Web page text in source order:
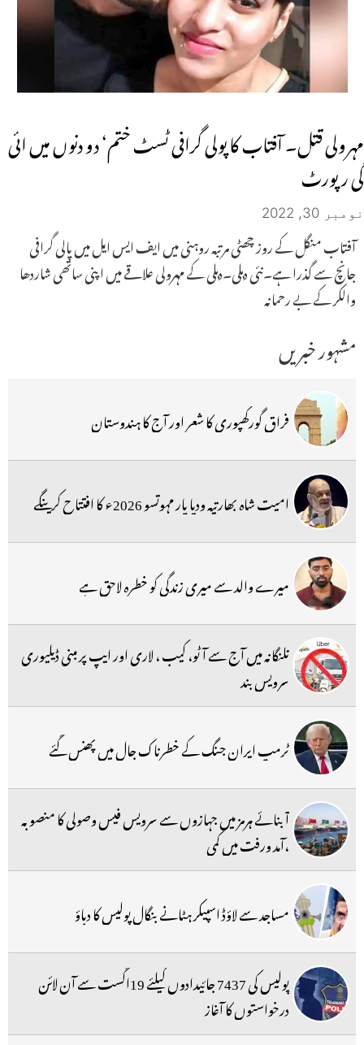
مہرولی قتل۔ آفتاب کا پولی گرافی ٹسٹ ختم‘ دو دنوں میں ائی
گی رپورٹ
نومبر 30, 2022
آفتاب منگل کے روز چھٹی مرتبہ روہنی میں ایف ایس ایل میں پالی گرافی
جانچ سے گذرا ہے۔نئی دہلی۔دہلی کے مہرولی علاقے میں اپنی ساتھی شاردھا
والکر کے بے رحمانہ
مشہور خبریں
فراق گورکھپوری کا شعر اور آج کا ہندوستان
امیت شاہ بھارتیہ ودیا پار مہوتسو 2026ء کا افتتاح کرینگے
میرے والد سے میری زندگی کو خطرہ لاحق ہے
تلنگانہ میں آج سے آٹو، کیب ، لاری اور ایپ پر مبنی ڈیلیوری
سرویس بند
ٹرمپ ایران جنگ کے خطرناک جال میں پھنس گئے
آبنائے ہرمز میں جہازوں سے سرویس فیس وصولی کا منصوبہ
،آمد ورفت میں کمی
مساجد سے لاؤڈ اسپیکر ہٹانے بنگال پولیس کا دباؤ
پولیس کی 7437 جائیدادوں کیلئے 19اگست سے آن لائن
درخواستوں کا آغاز